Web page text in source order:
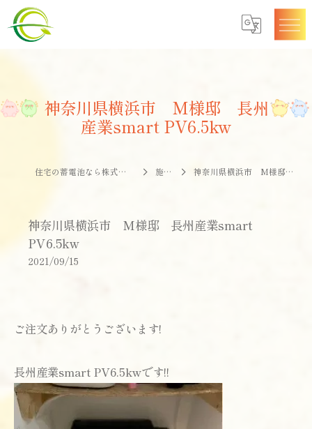
神奈川県横浜市 M様邸 長州
産業smart PV6.5kw
住宅の蓄電池なら株式会社エナジークオリティー 施工事例 神奈川県横浜市 M様邸 長州産業smart PV6.5kw
神奈川県横浜市 M様邸 長州産業smart
PV6.5kw
2021/09/15
ご注文ありがとうございます!
長州産業smart PV6.5kwです!!